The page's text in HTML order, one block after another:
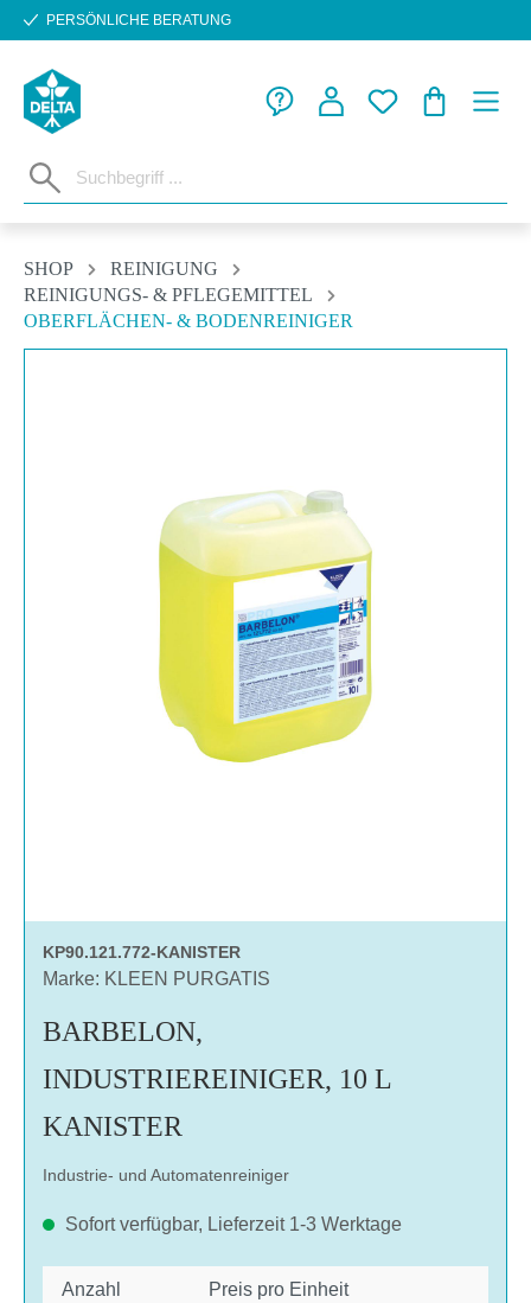
Zum Hauptinhalt springen
PERSÖNLICHE BERATUNG
SHOP
REINIGUNG
REINIGUNGS- & PFLEGEMITTEL
OBERFLÄCHEN- & BODENREINIGER
KP90.121.772-KANISTER
Marke: KLEEN PURGATIS
BARBELON,
INDUSTRIEREINIGER, 10 L
KANISTER
Industrie- und Automatenreiniger
Sofort verfügbar, Lieferzeit 1-3 Werktage
Anzahl Preis pro Einheit